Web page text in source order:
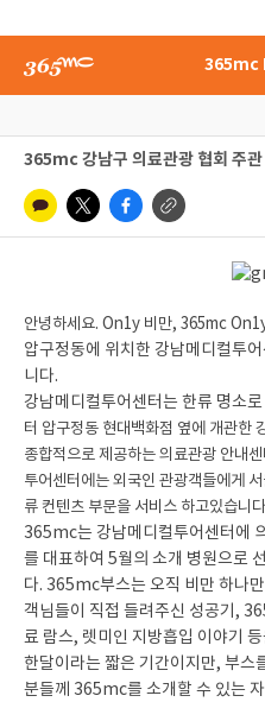
365mc
365mc 강남구 의료관광 협회
안녕하세요. On1y 비만, 365mc
압구정동에 위치한 강남메디컬투
니다.
강남메디컬투어센터는 한류 명소
터 압구정동 현대백화점 옆에 개관한
종합적으로 제공하는 의료관광 안내
투어센터에는 외국인 관광객들에게
류 컨텐츠 부문을 서비스 하고있습니
365mc는 강남메디컬투어센터에
를 대표하여 5월의 소개 병원으로
다. 365mc부스는 오직 비만 하나
객님들이 직접 들려주신 성공기,
료 람스, 렛미인 지방흡입 이야기
한달이라는 짧은 기간이지만, 부스
분들께 365mc를 소개할 수 있는